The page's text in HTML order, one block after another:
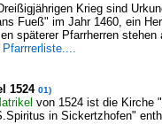
Krieg sind
Fueß" im Jahr 1460, ein
späterer Pfarrherren stehen
1524 01)
von 1524 ist die Kirche
in Sickertzhofen"